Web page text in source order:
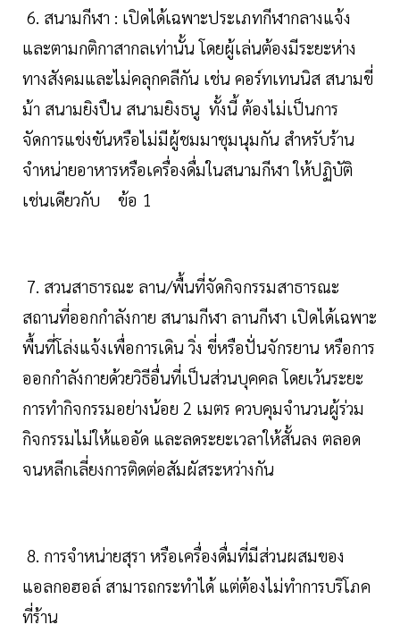
6. สนามกีฬา : เปิดได้เฉพาะประเภทกีฬากลางแจ้ง
และตามกติกาสากลเท่านั้น โดยผู้เล่นต้องมีระยะห่าง
ทางสังคมและไม่คลุกคลีกัน เช่น คอร์ทเทนนิส สนามขี่
ม้า สนามยิงปืน สนามยิงธนู ทั้งนี้ ต้องไม่เป็นการ
จัดการแข่งขันหรือไม่มีผู้ชมมาชุมนุมกัน สำหรับร้าน
จำหน่ายอาหารหรือเครื่องดื่มในสนามกีฬา ให้ปฏิบัติ
เช่นเดียวกับ ข้อ 1
7. สวนสาธารณะ ลาน/พื้นที่จัดกิจกรรมสาธารณะ
สถานที่ออกกำลังกาย สนามกีฬา ลานกีฬา เปิดได้เฉพาะ
พื้นที่โล่งแจ้งเพื่อการเดิน วิ่ง ขี่หรือปั่นจักรยาน หรือการ
ออกกำลังกายด้วยวิธีอื่นที่เป็นส่วนบุคคล โดยเว้นระยะ
การทำกิจกรรมอย่างน้อย 2 เมตร ควบคุมจำนวนผู้ร่วม
กิจกรรมไม่ให้แออัด และลดระยะเวลาให้สั้นลง ตลอด
จนหลีกเลี่ยงการติดต่อสัมผัสระหว่างกัน
8. การจำหน่ายสุรา หรือเครื่องดื่มที่มีส่วนผสมของ
แอลกอฮอล์ สามารถกระทำได้ แต่ต้องไม่ทำการบริโภค
ที่ร้าน